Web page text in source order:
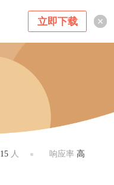
立即下载
15人 响应率 高